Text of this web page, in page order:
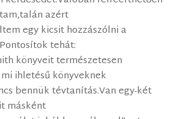
azért
egy kicsit hozzászólni a
tehát:
könyveit természetesen
ihletésű könyveknek
bennük tévtanítás.Van egy-két
másként